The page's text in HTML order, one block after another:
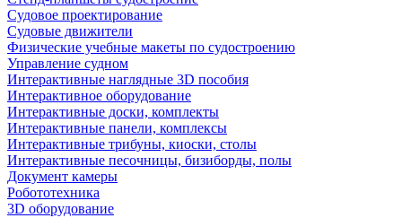
Судовое проектирование
Судовые движители
Физические учебные макеты по судостроению
Управление судном
Интерактивные наглядные 3D пособия
Интерактивное оборудование
Интерактивные доски, комплекты
Интерактивные панели, комплексы
Интерактивные трибуны, киоски, столы
Интерактивные песочницы, бизиборды, полы
Документ камеры
Робототехника
3D оборудование